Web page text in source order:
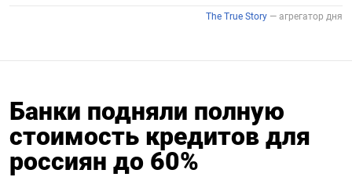
Банки подняли полную
стоимость кредитов для
россиян до 60%